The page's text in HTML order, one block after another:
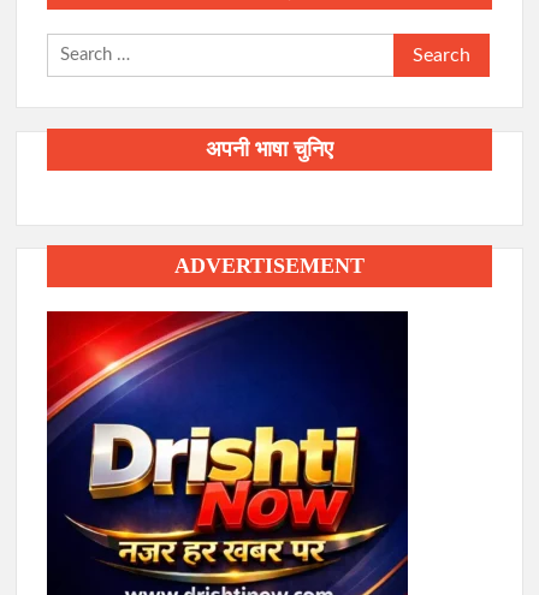
Search
for:
अपनी भाषा चुनिए
ADVERTISEMENT